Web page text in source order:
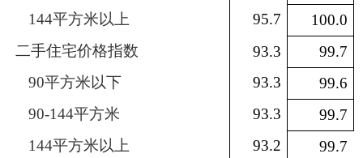
144平方米以上 95.7
100.0
二手住宅价格指数
93.3
99.7
90平方米以下 93.3
99.6
90-144平方米 93.3
99.7
144平方米以上 93.2 99.7